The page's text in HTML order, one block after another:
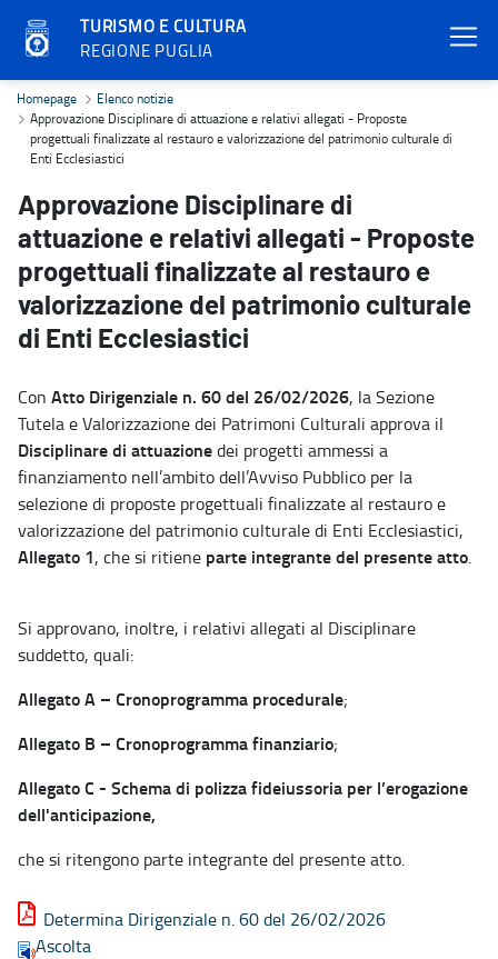
TURISMO E CULTURA
REGIONE PUGLIA
Approvazione Disciplinare di attuazione e relativi allegati -
Homepage
Elenco notizie
Approvazione Disciplinare di attuazione e relativi allegati - Proposte
progettuali finalizzate al restauro e valorizzazione del patrimonio culturale di
Enti Ecclesiastici
Approvazione Disciplinare di
attuazione e relativi allegati - Proposte
progettuali finalizzate al restauro e
valorizzazione del patrimonio culturale
di Enti Ecclesiastici
Con Atto Dirigenziale n. 60 del 26/02/2026, la Sezione
Tutela e Valorizzazione dei Patrimoni Culturali approva il
Disciplinare di attuazionedei progetti ammessi a
finanziamento nell’ambito dell’Avviso Pubblico per la
selezione di proposte progettuali finalizzate al restauro e
valorizzazione del patrimonio culturale di Enti Ecclesiastici,
Allegato 1, che si ritiene parte integrante del presente atto.
Si approvano, inoltre, i relativi allegati al Disciplinare
suddetto, quali:
Allegato A – Cronoprogramma procedurale;
Allegato B – Cronoprogramma finanziario;
Allegato C - Schema di polizza fideiussoria per l’erogazione
dell'anticipazione,
che si ritengono parte integrante del presente atto.
Determina Dirigenziale n. 60 del 26/02/2026
Ascolta